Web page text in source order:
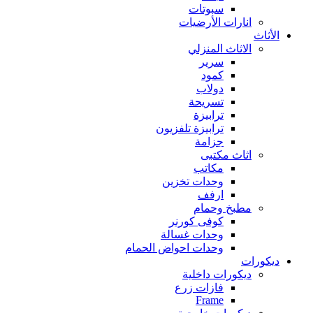
سبوتات
انارات الأرضيات
الأثاث
الاثاث المنزلي
سرير
كمود
دولاب
تسريحة
ترابيزة
ترابيزة تلفزيون
جزامة
اثاث مكتبى
مكاتب
وحدات تخزين
ارفف
مطبخ وحمام
كوفى كورنر
وحدات غسالة
وحدات احواض الحمام
ديكورات
ديكورات داخلية
فازات زرع
Frame